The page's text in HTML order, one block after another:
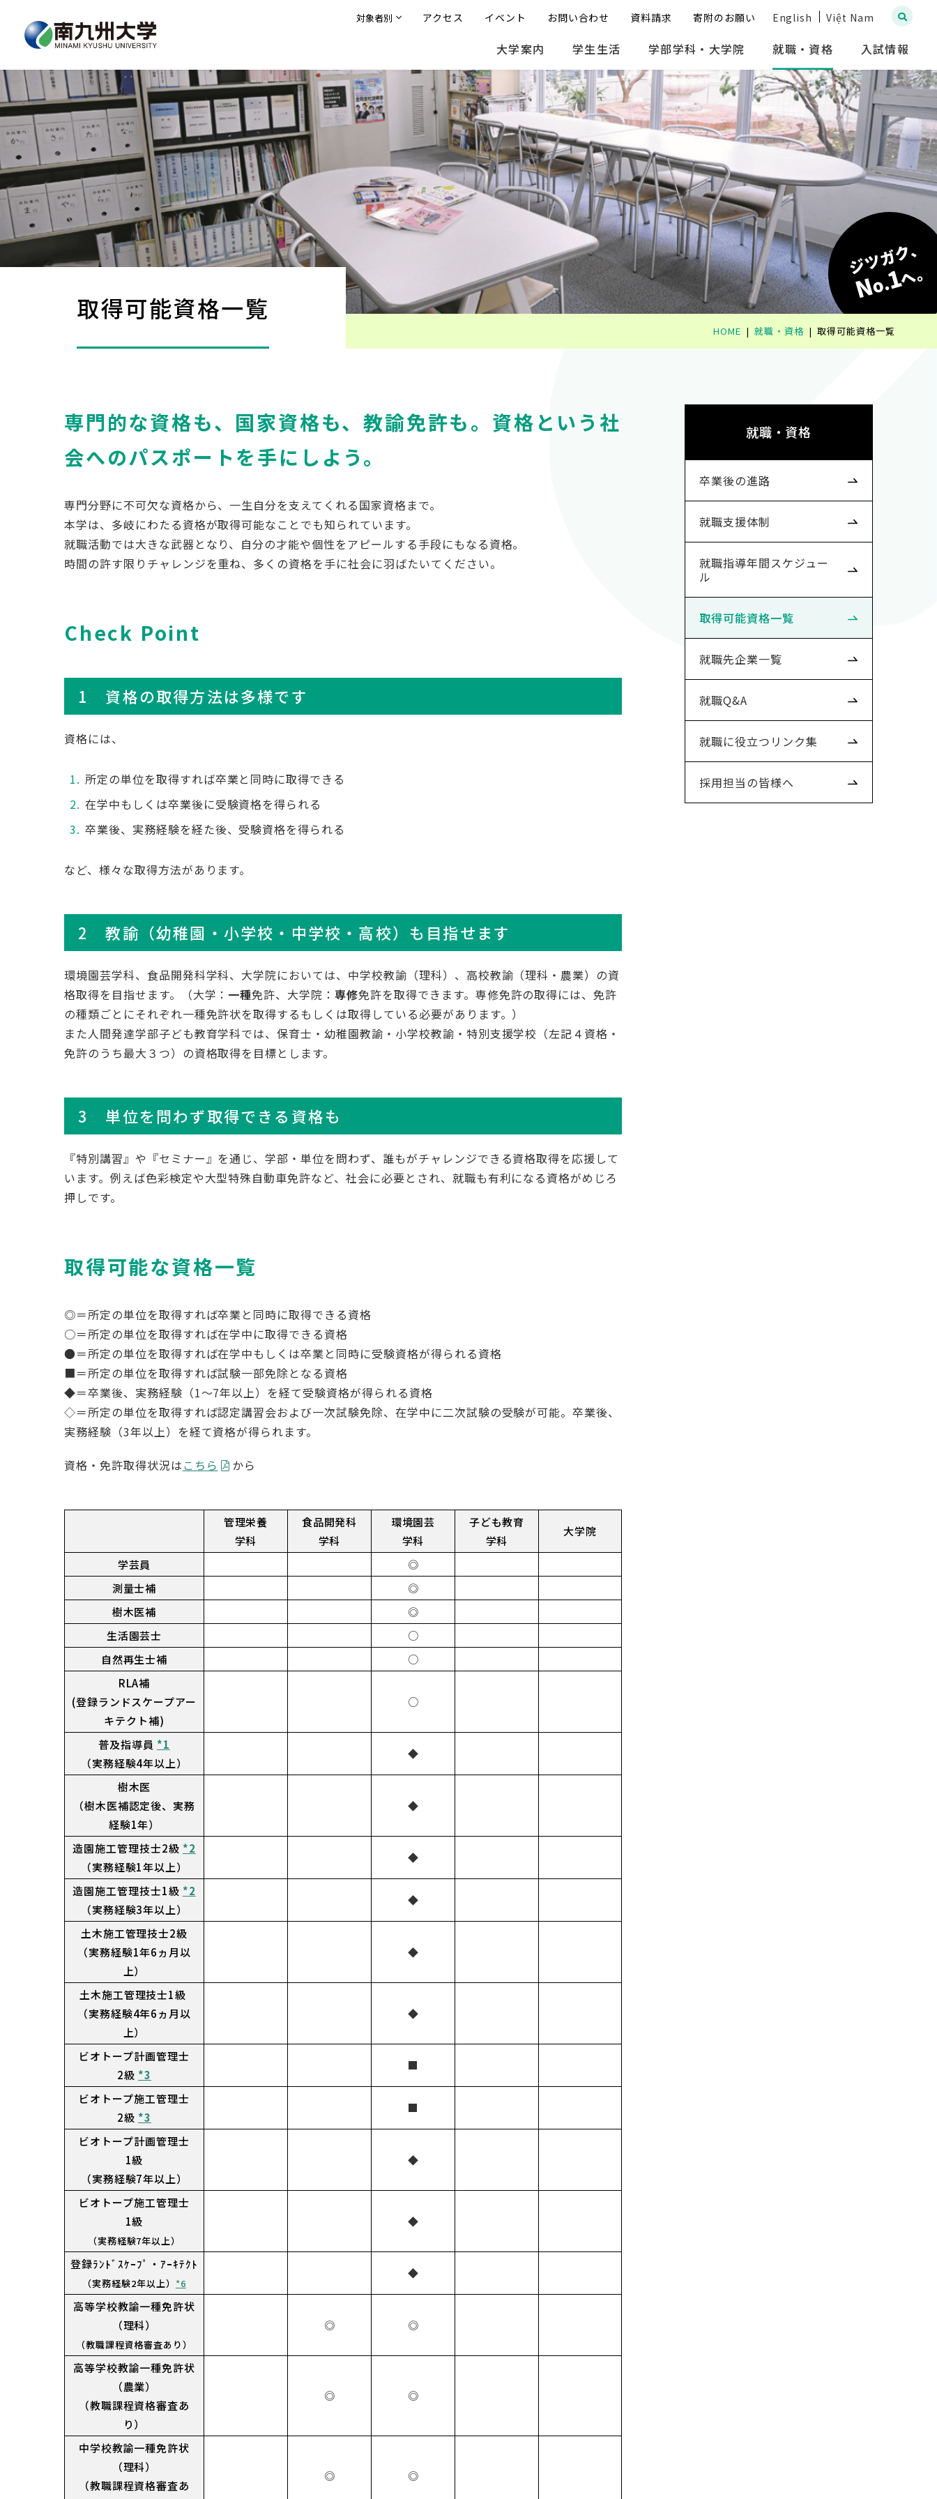
大学案内 学生生活 学部学科・大学院 就職・資格 入試情報
English Việt Nam
対象者別 アクセス イベント お問い合わせ 資料請求 寄附のお願い
取得可能資格一覧
ジツガク、
No.1へ。
HOME 就職・資格 取得可能資格一覧
専門的な資格も、国家資格も、教諭免許も。資格という社
会へのパスポートを手にしよう。
専門分野に不可欠な資格から、一生自分を支えてくれる国家資格まで。
本学は、多岐にわたる資格が取得可能なことでも知られています。
就職活動では大きな武器となり、自分の才能や個性をアピールする手段にもなる資格。
時間の許す限りチャレンジを重ね、多くの資格を手に社会に羽ばたいてください。
Check Point
1 資格の取得方法は多様です
資格には、
所定の単位を取得すれば卒業と同時に取得できる
在学中もしくは卒業後に受験資格を得られる
卒業後、実務経験を経た後、受験資格を得られる
など、様々な取得方法があります。
2 教諭（幼稚園・小学校・中学校・高校）も目指せます
環境園芸学科、食品開発科学科、大学院においては、中学校教諭（理科）、高校教諭（理科・農業）の資
格取得を目指せます。（大学： 一種免許、大学院：専修免許を取得できます。専修免許の取得には、免許
の種類ごとにそれぞれ一種免許状を取得するもしくは取得している必要があります。）
また人間発達学部子ども教育学科では、保育士・幼稚園教諭・小学校教諭・特別支援学校（左記４資格・
免許のうち最大３つ）の資格取得を目標とします。
3 単位を問わず取得できる資格も
『特別講習』や『セミナー』を通じ、学部・単位を問わず、誰もがチャレンジできる資格取得を応援して
います。例えば色彩検定や大型特殊自動車免許など、社会に必要とされ、就職も有利になる資格がめじろ
押しです。
取得可能な資格一覧
◎＝所定の単位を取得すれば卒業と同時に取得できる資格
○＝所定の単位を取得すれば在学中に取得できる資格
●＝所定の単位を取得すれば在学中もしくは卒業と同時に受験資格が得られる資格
■＝所定の単位を取得すれば試験一部免除となる資格
◆＝卒業後、実務経験（1〜7年以上）を経て受験資格が得られる資格
◇＝所定の単位を取得すれば認定講習会および一次試験免除、在学中に二次試験の受験が可能。卒業後、
実務経験（3年以上）を経て資格が得られます。
資格・免許取得状況は こちら から
管理栄養
学科
食品開発科
学科
環境園芸
学科
子ども教育
学科
大学院
学芸員
◎
測量士補
◎
樹木医補
◎
生活園芸士
○
自然再生士補
○
RLA補
(登録ランドスケープアー
キテクト補)
○
普及指導員 *1
（実務経験4年以上）
◆
樹木医
（樹木医補認定後、実務
経験1年）
◆
造園施工管理技士2級 *2
（実務経験1年以上）
◆
造園施工管理技士1級 *2
（実務経験3年以上）
◆
土木施工管理技士2級
（実務経験1年6ヵ月以
上）
◆
土木施工管理技士1級
（実務経験4年6ヵ月以
上）
◆
ビオトープ計画管理士
2級 *3
■
ビオトープ施工管理士
2級 *3
■
ビオトープ計画管理士
1級
（実務経験7年以上）
◆
ビオトープ施工管理士
1級
（実務経験7年以上）
◆
登録ﾗﾝﾄﾞｽｹｰﾌﾟ・ｱｰｷﾃｸﾄ
（実務経験2年以上） *6
◆
高等学校教諭一種免許状
（理科）
（教職課程資格審査あり）
◎ ◎
高等学校教諭一種免許状
（農業）
（教職課程資格審査あ
り）
◎ ◎
中学校教諭一種免許状
（理科）
（教職課程資格審査あ
◎ ◎
就職・資格
卒業後の進路
就職支援体制
就職指導年間スケジュー
ル
取得可能資格一覧
就職先企業一覧
就職Q&A
就職に役立つリンク集
採用担当の皆様へ